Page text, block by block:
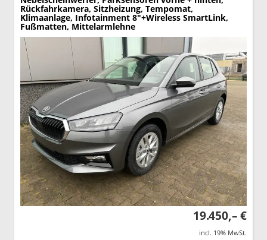
Rückfahrkamera, Sitzheizung, Tempomat,
Klimaanlage, Infotainment 8"+Wireless SmartLink,
Fußmatten, Mittelarmlehne
19.450,– €
incl. 19% MwSt.